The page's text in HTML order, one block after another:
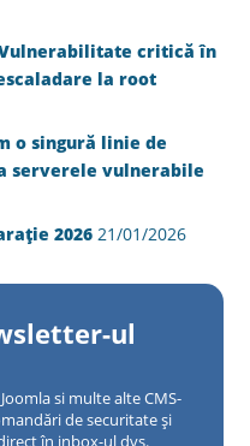
Vulnerabilitate critică în
la root
o singură linie de
serverele vulnerabile
2026 21/01/2026
ul
si multe alte CMS-
de securitate și
în inbox-ul dvs.